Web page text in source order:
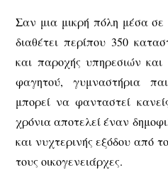
Σαν μια μικρή πόλη μέσα σε
διαθέτει περίπου 350
και παροχής υπηρεσιών
φαγητού, γυμναστήρια
μπορεί να φανταστεί
χρόνια αποτελεί έναν
και νυχτερινής εξόδου από
τους οικογενειάρχες.